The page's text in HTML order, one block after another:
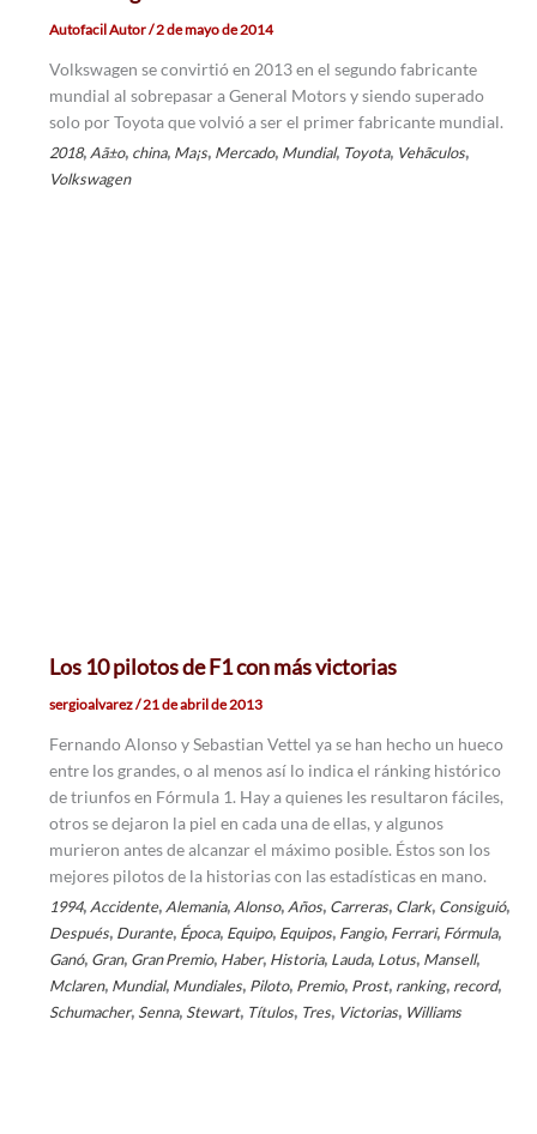
Autofacil Autor/2 de mayo de 2014
Volkswagen se convirtió en 2013 en el segundo fabricante
mundial al sobrepasar a General Motors y siendo superado
solo por Toyota que volvió a ser el primer fabricante mundial.
2018, Aã±o, china, Ma¡s, Mercado, Mundial, Toyota, Vehã­culos,
Volkswagen
Los 10 pilotos de F1 con más victorias
sergioalvarez/21 de abril de 2013
Fernando Alonso y Sebastian Vettel ya se han hecho un hueco
entre los grandes, o al menos así lo indica el ránking histórico
de triunfos en Fórmula 1. Hay a quienes les resultaron fáciles,
otros se dejaron la piel en cada una de ellas, y algunos
murieron antes de alcanzar el máximo posible. Éstos son los
mejores pilotos de la historias con las estadísticas en mano.
1994, Accidente, Alemania, Alonso, Años, Carreras, Clark, Consiguió,
Después, Durante, Época, Equipo, Equipos, Fangio, Ferrari, Fórmula,
Ganó, Gran, Gran Premio, Haber, Historia, Lauda, Lotus, Mansell,
Mclaren, Mundial, Mundiales, Piloto, Premio, Prost, ranking, record,
Schumacher, Senna, Stewart, Títulos, Tres, Victorias, Williams